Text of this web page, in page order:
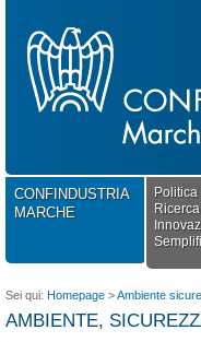
CONFINDUSTRIA
MARCHE
Sei qui: Homepage >Ambiente
AMBIENTE,